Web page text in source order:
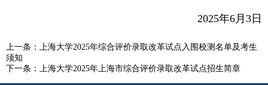
2025年6月3日
上一条：
上海大学2025年综合评价录取改革试点入围校测名单及考生
须知
下一条：
上海大学2025年上海市综合评价录取改革试点招生简章